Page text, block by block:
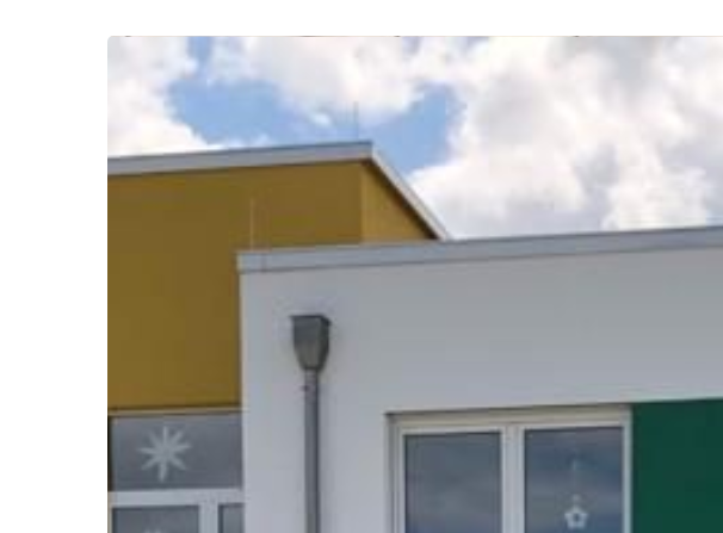
Hit enter to search or ESC to close